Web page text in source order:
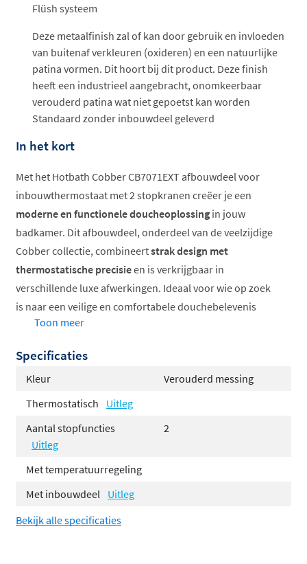
Flüsh systeem
Deze metaalfinish zal of kan door gebruik en invloeden
van buitenaf verkleuren (oxideren) en een natuurlijke
patina vormen. Dit hoort bij dit product. Deze finish
heeft een industrieel aangebracht, onomkeerbaar
verouderd patina wat niet gepoetst kan worden
Standaard zonder inbouwdeel geleverd
In het kort
Met het Hotbath Cobber CB7071EXT afbouwdeel voor
inbouwthermostaat met 2 stopkranen creëer je een
moderne en functionele doucheoplossing in jouw
badkamer. Dit afbouwdeel, onderdeel van de veelzijdige
Cobber collectie, combineertstrak design met
thermostatische precisieen is verkrijgbaar in
verschillende luxe afwerkingen. Ideaal voor wie op zoek
is naar een veilige en comfortabele douchebelevenis
met Italiaanse allure.
Thermostatische temperatuurregeling
2 stopkranen voor flexibel gebruik
Ronde rozetten voor tijdloos design
Inclusief douchegarnituur
Hotbath Cobber: Italiaanse charme
De Cobber serie van Hotbath staat bekend om zijn
Toon meer
Specificaties
Kleur
Verouderd messing
Thermostatisch
Uitleg
Aantal stopfuncties
Uitleg
2
Met temperatuurregeling
Met inbouwdeel Uitleg
Bekijk alle specificaties